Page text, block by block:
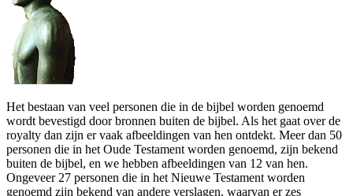
Het bestaan van veel personen die in de bijbel worden genoemd
wordt bevestigd door bronnen buiten de bijbel. Als het gaat over de
royalty dan zijn er vaak afbeeldingen van hen ontdekt. Meer dan 50
personen die in het Oude Testament worden genoemd, zijn bekend
buiten de bijbel, en we hebben afbeeldingen van 12 van hen.
Ongeveer 27 personen die in het Nieuwe Testament worden
genoemd zijn bekend van andere verslagen, waarvan er zes